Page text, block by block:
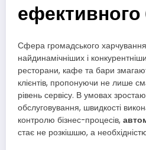
ефективного
Сфера громадського
найдинамічніших і
ресторани, кафе та бари
клієнтів, пропонуючи не лише
рівень сервісу. В умовах
обслуговування, швидкості
контролю бізнес-процесів,
стає не розкішшю, а